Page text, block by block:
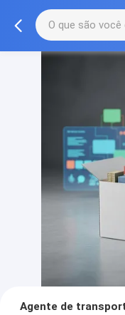
Agente de